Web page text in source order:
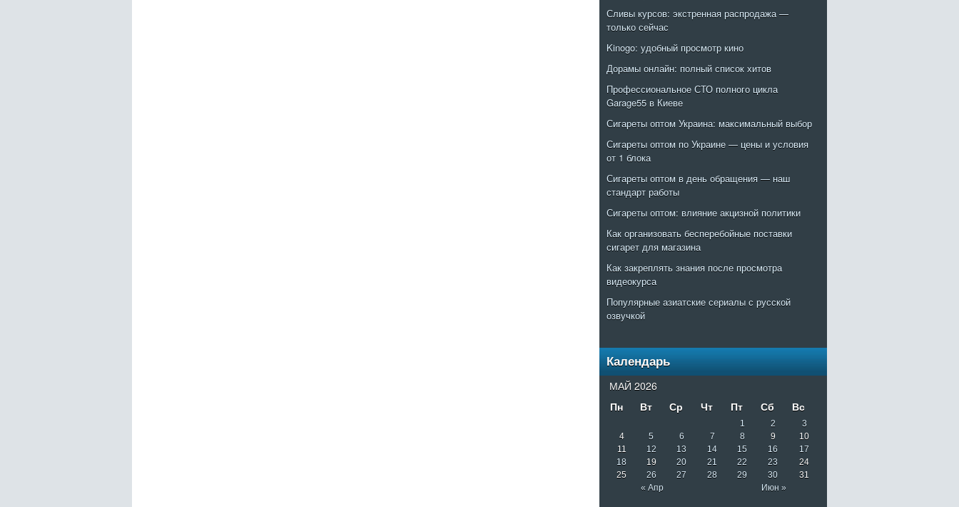
Сливы курсов: экстренная распродажа —
только сейчас
Kinogo: удобный просмотр кино
Дорамы онлайн: полный список хитов
Профессиональное СТО полного цикла
Garage55 в Киеве
Сигареты оптом Украина: максимальный выбор
Сигареты оптом по Украине — цены и условия
от 1 блока
Сигареты оптом в день обращения — наш
стандарт работы
Сигареты оптом: влияние акцизной политики
Как организовать бесперебойные поставки
сигарет для магазина
Как закреплять знания после просмотра
видеокурса
Популярные азиатские сериалы с русской
озвучкой
Календарь
МАЙ 2026
Пн
Вт Ср Чт Пт Сб Вс
« Апр Июн »
1 2
3
4
5 6 7 8 9
10
11
12 13 14 15 16
17
18
19 20 21 22 23
24
25
26 27 28 29 30 31